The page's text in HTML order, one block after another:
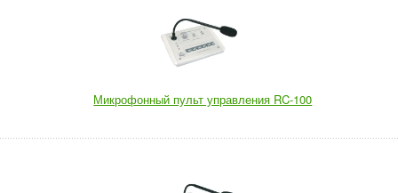
Микрофонный пульт управления RC-100